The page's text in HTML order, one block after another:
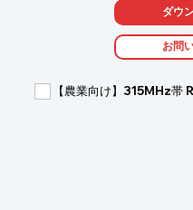
も電力を供給し、事業継続を
【活用シーン】
・畜舎の温度管理（冷暖房）
・停電時のバックアップ電源
ダウ
お問
【農業向け】315MHz帯